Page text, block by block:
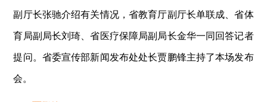
副厅长张驰介绍有关情况，省教育厅副厅长单联成、省体
育局副局长刘琦、省医疗保障局副局长金华一同回答记者
提问。省委宣传部新闻发布处处长贾鹏锋主持了本场发布
会。